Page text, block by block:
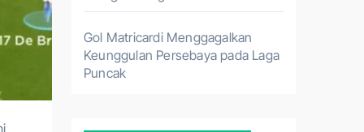
Gol Matricardi Menggagalkan
Keunggulan Persebaya pada Laga
Puncak